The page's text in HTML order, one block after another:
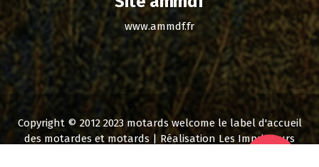
www.ammdf.fr
Copyright © 2012 2023 motards welcome le label d'accueil
des motardes et motards | Réalisation Les Imprimeurs